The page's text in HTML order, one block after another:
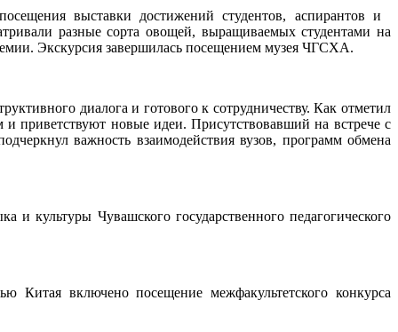
выставки достижений студентов, аспирантов и
разные сорта овощей, выращиваемых студентами на
Экскурсия завершилась посещением музея ЧГСХА.
диалога и готового к сотрудничеству. Как отметил
приветствуют новые идеи. Присутствовавший на встрече с
важность взаимодействия вузов, программ обмена
культуры Чувашского государственного педагогического
Китая включено посещение межфакультетского конкурса